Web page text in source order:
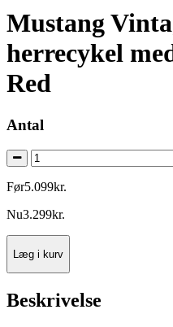
Mustang
herrecykel
Red
Antal
Før5.099kr.
Nu3.299kr.
Læg i kurv
Beskrivelse